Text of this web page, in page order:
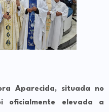
Aparecida, situada no
oficialmente elevada a